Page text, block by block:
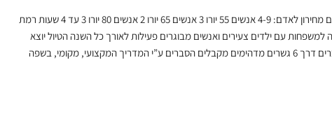
טיול גשרים וכפרים עתיקים מחירון לאדם: 4-9 אנשים 55 יורו 3 אנשים 65 יורו 2 אנשים 80 יורו 3 עד 4 שעות רמת
עם ילדים צעירים ואנשים מבוגרים פעילות לאורך כל השנה הטיול יוצא
מזגוריה מהכפר קיפי ועוברים דרך 6 גשרים מדהימים מקבלים הסברים ע”י המדריך המקצועי, מקומי, בשפה